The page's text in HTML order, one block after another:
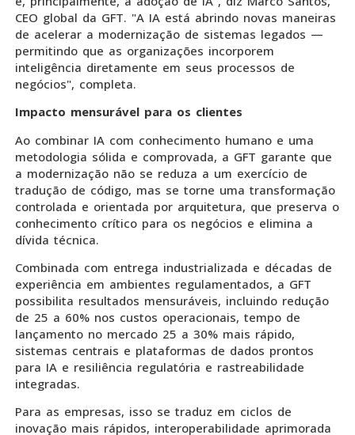
CEO global da GFT. "A IA está abrindo novas maneiras
de acelerar a modernização de sistemas legados —
permitindo que as organizações incorporem
inteligência diretamente em seus processos de
negócios", completa.
Impacto mensurável para os clientes
Ao combinar IA com conhecimento humano e uma
metodologia sólida e comprovada, a GFT garante que
a modernização não se reduza a um exercício de
tradução de código, mas se torne uma transformação
controlada e orientada por arquitetura, que preserva o
conhecimento crítico para os negócios e elimina a
dívida técnica.
Combinada com entrega industrializada e décadas de
experiência em ambientes regulamentados, a GFT
possibilita resultados mensuráveis, incluindo redução
de 25 a 60% nos custos operacionais, tempo de
lançamento no mercado 25 a 30% mais rápido,
sistemas centrais e plataformas de dados prontos
para IA e resiliência regulatória e rastreabilidade
integradas.
Para as empresas, isso se traduz em ciclos de
inovação mais rápidos, interoperabilidade aprimorada